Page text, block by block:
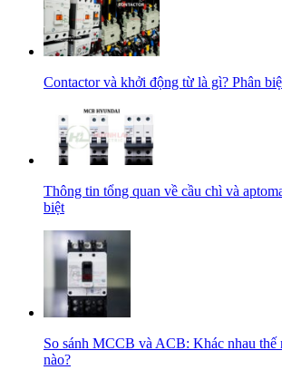
Contactor và khởi động từ là gì? Phân
Thông tin tổng quan về cầu chì và
biệt
So sánh MCCB và ACB: Khác nhau thế
nào?